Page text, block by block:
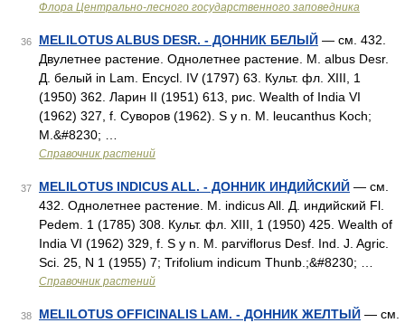
Флора Центрально-лесного государственного заповедника
36 MELILOTUS ALBUS DESR. - ДОННИК БЕЛЫЙ — см. 432.
Двулетнее растение. Однолетнее растение. М. albus Desr.
Д. белый in Lam. Encycl. IV (1797) 63. Культ. фл. XIII, 1
(1950) 362. Ларин II (1951) 613, рис. Wealth of India VI
(1962) 327, f. Суворов (1962). S y n. M. leucanthus Koch;
M.&#8230; …
Справочник растений
37 MELILOTUS INDICUS ALL. - ДОННИК ИНДИЙСКИЙ — см.
432. Однолетнее растение. М. indicus All. Д. индийский Fl.
Pedem. 1 (1785) 308. Культ. фл. XIII, 1 (1950) 425. Wealth of
India VI (1962) 329, f. S y n. M. parviflorus Desf. Ind. J. Agric.
Sci. 25, N 1 (1955) 7; Trifolium indicum Thunb.;&#8230; …
Справочник растений
38 MELILOTUS OFFICINALIS LAM. - ДОННИК ЖЕЛТЫЙ — см.